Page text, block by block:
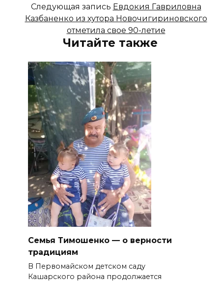
Следующая запись Евдокия Гавриловна
Казбаненко из хутора Новочигириновского
отметила свое 90-летие
Читайте также
Семья Тимошенко — о верности
традициям
В Первомайском детском саду
Кашарского района продолжается